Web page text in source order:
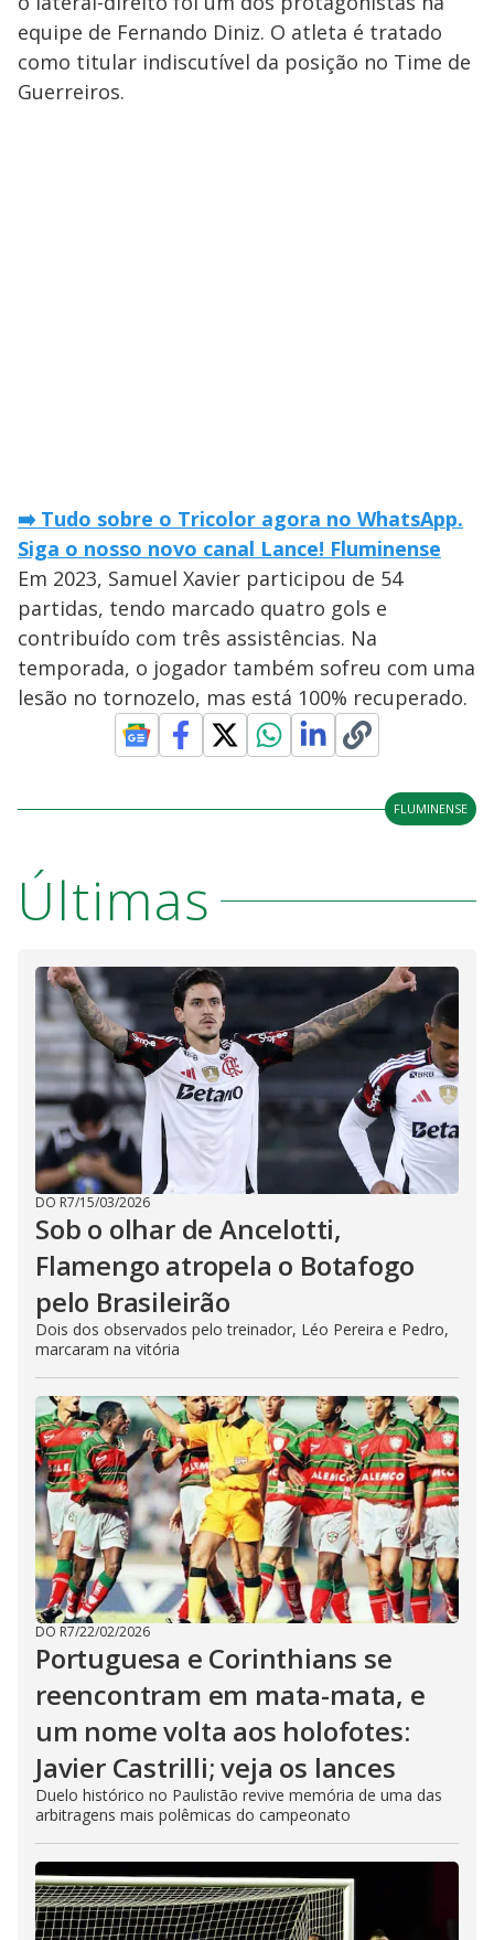
equipe de Fernando Diniz. O atleta é tratado
como titular indiscutível da posição no Time de
Guerreiros.
➡️ Tudo sobre o Tricolor agora no WhatsApp.
Siga o nosso novo canal Lance! Fluminense
Em 2023, Samuel Xavier participou de 54
partidas, tendo marcado quatro gols e
contribuído com três assistências. Na
temporada, o jogador também sofreu com uma
lesão no tornozelo, mas está 100% recuperado.
FLUMINENSE
Últimas
DO R7/15/03/2026
Sob o olhar de Ancelotti,
Flamengo atropela o Botafogo
pelo Brasileirão
Dois dos observados pelo treinador, Léo Pereira e Pedro,
marcaram na vitória
DO R7/22/02/2026
Portuguesa e Corinthians se
reencontram em mata-mata, e
um nome volta aos holofotes:
Javier Castrilli; veja os lances
Duelo histórico no Paulistão revive memória de uma das
arbitragens mais polêmicas do campeonato